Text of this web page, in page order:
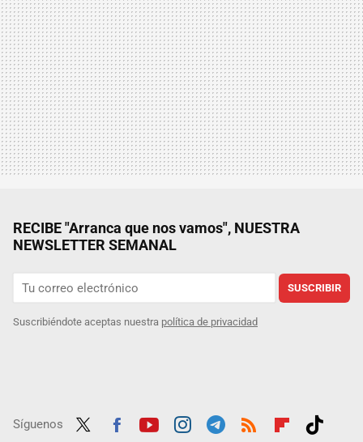
RECIBE "Arranca que nos vamos", NUESTRA
NEWSLETTER SEMANAL
SUSCRIBIR
Suscribiéndote aceptas nuestra política de privacidad
Síguenos